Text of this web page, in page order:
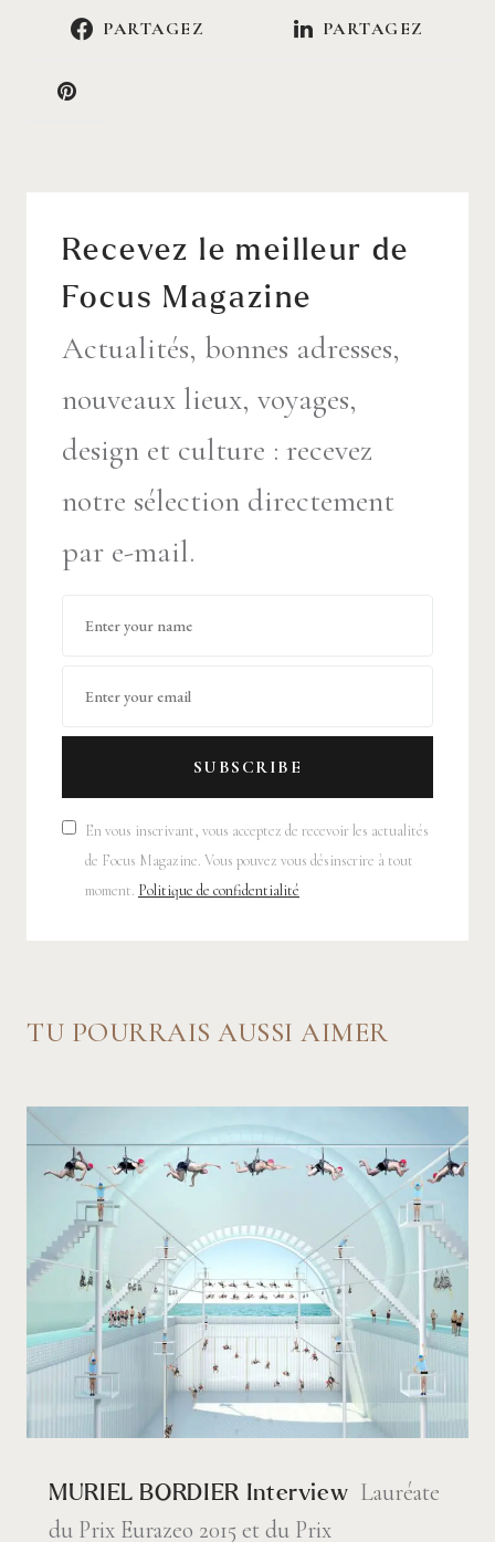
PARTAGEZ PARTAGEZ
Recevez le meilleur de
Focus Magazine
Actualités, bonnes adresses,
nouveaux lieux, voyages,
design et culture : recevez
notre sélection directement
par e-mail.
SUBSCRIBE
En vous inscrivant, vous acceptez de recevoir les actualités
de Focus Magazine. Vous pouvez vous désinscrire à tout
moment. Politique de confidentialité
TU POURRAIS AUSSI AIMER
MURIEL BORDIER Interview Lauréate
du Prix Eurazeo 2015 et du Prix